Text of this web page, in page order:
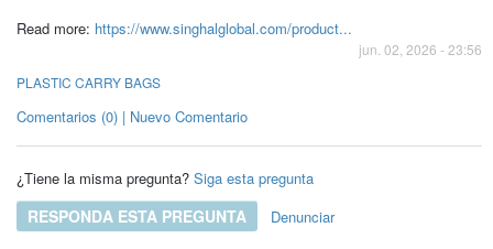
Read more: https://www.singhalglobal.com/product...
jun. 02, 2026 - 23:56
PLASTIC CARRY BAGS
Comentarios (0) | Nuevo Comentario
¿Tiene la misma pregunta? Siga esta pregunta
RESPONDA ESTA PREGUNTA Denunciar